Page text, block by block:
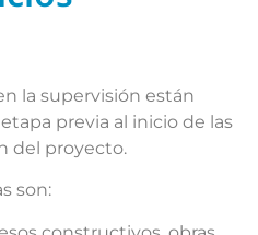
la supervisión están
previa al inicio de las
del proyecto.
son: